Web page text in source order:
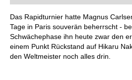
individueller als je zuvor.
Das Rapidturnier hatte Magnus
Tage in Paris souverän beherrscht -
Schwächephase ihn heute zwar den
einem Punkt Rückstand auf Hikaru
den Weltmeister noch alles drin.